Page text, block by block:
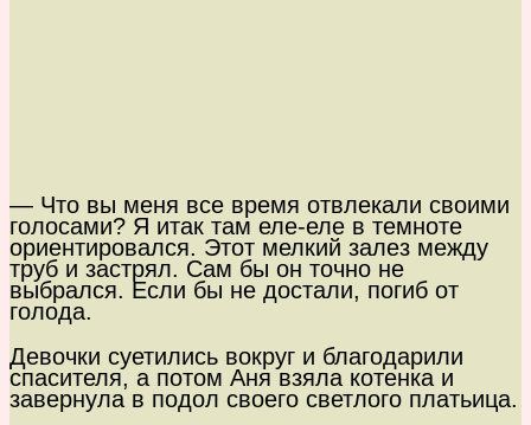
— Что вы меня все время отвлекали своими
голосами? Я итак там еле-еле в темноте
ориентировался. Этот мелкий залез между
труб и застрял. Сам бы он точно не
выбрался. Если бы не достали, погиб от
голода.
Девочки суетились вокруг и благодарили
спасителя, а потом Аня взяла котенка и
завернула в подол своего светлого платьица.